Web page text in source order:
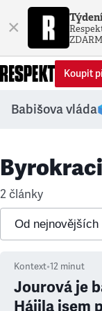
×
Koupit
Babišova vláda
2 články
Kontext•12 minut
Jourová je
Hájila jsem